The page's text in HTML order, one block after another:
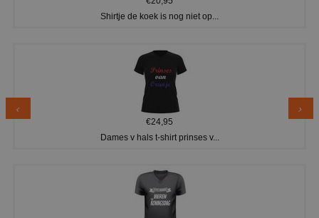
Shirtje de koek is nog niet op...
€24,95
Dames v hals t-shirt prinses v...